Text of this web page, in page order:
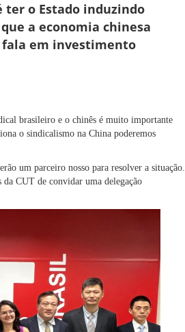
ter o Estado induzindo
a economia chinesa
fala em investimento
brasileiro e o chinês é muito importante
o sindicalismo na China poderemos
um parceiro nosso para resolver a situação.
CUT de convidar uma delegação